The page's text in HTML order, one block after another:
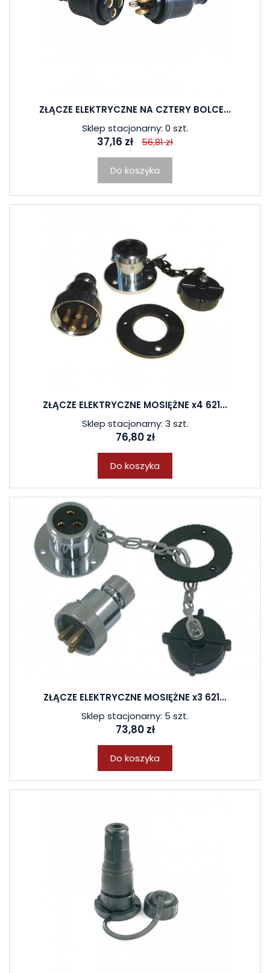
ZŁĄCZE ELEKTRYCZNE NA CZTERY BOLCE...
Sklep stacjonarny: 0 szt.
37,16 zł 56,81 zł
Do koszyka
ZŁĄCZE ELEKTRYCZNE MOSIĘŻNE x4 621...
Sklep stacjonarny: 3 szt.
76,80 zł
Do koszyka
ZŁĄCZE ELEKTRYCZNE MOSIĘŻNE x3 621...
Sklep stacjonarny: 5 szt.
73,80 zł
Do koszyka